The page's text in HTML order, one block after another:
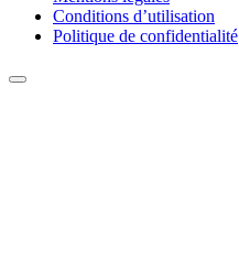
Conditions d’utilisation
Politique de confidentialité